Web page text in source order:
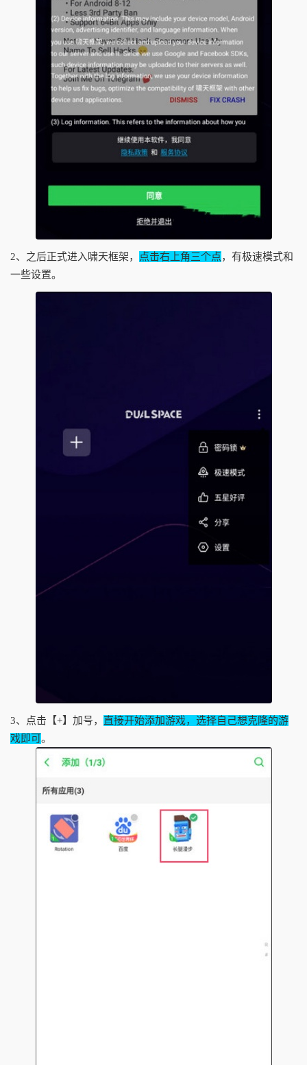
2、之后正式进入啸天框架， 点击右上角三个点，有极速模式和
一些设置。
3、点击【+】加号， 直接开始添加游戏，选择自己想克隆的游
戏即可。